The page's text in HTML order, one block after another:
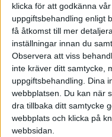
klicka för att godkänna
uppgiftsbehandling enligt
få åtkomst till mer
inställningar innan du
Observera att viss
inte kräver ditt samtycke,
uppgiftsbehandling. Dina
webbplatsen. Du kan när
dra tillbaka ditt samtycke
webbplats och klicka på
webbsidan.
husbil
Tiden börjar
elektrifiera
den tyska
som nu visar